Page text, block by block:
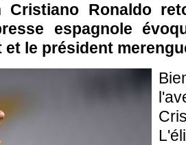
Cristiano Ronaldo
espagnole
et le président